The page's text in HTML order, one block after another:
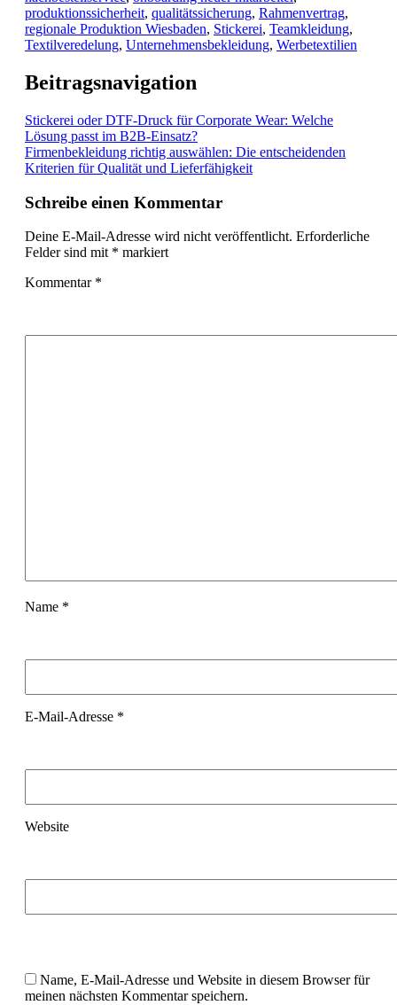
produktionssicherheit, qualitätssicherung, Rahmenvertrag,
regionale Produktion Wiesbaden, Stickerei, Teamkleidung,
Textilveredelung, Unternehmensbekleidung, Werbetextilien
Beitragsnavigation
Stickerei oder DTF-Druck für Corporate Wear: Welche
Lösung passt im B2B-Einsatz?
Firmenbekleidung richtig auswählen: Die entscheidenden
Kriterien für Qualität und Lieferfähigkeit
Schreibe einen Kommentar
Deine E-Mail-Adresse wird nicht veröffentlicht. Erforderliche
Felder sind mit * markiert
Kommentar *
Name *
E-Mail-Adresse *
Website
Name, E-Mail-Adresse und Website in diesem Browser für
meinen nächsten Kommentar speichern.